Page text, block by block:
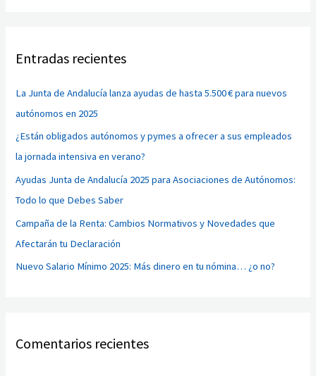
a
p
o
r
:
Entradas recientes
La Junta de Andalucía lanza ayudas de hasta 5.500 € para nuevos
autónomos en 2025
¿Están obligados autónomos y pymes a ofrecer a sus empleados
la jornada intensiva en verano?
Ayudas Junta de Andalucía 2025 para Asociaciones de Autónomos:
Todo lo que Debes Saber
Campaña de la Renta: Cambios Normativos y Novedades que
Afectarán tu Declaración
Nuevo Salario Mínimo 2025: Más dinero en tu nómina… ¿o no?
Comentarios recientes